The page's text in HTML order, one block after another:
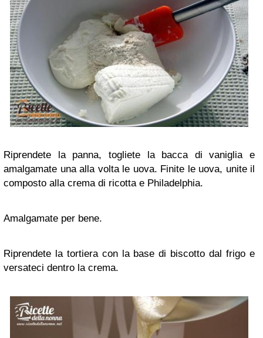
Riprendete la panna, togliete la bacca di vaniglia e
amalgamate una alla volta le uova. Finite le uova, unite il
composto alla crema di ricotta e Philadelphia.
Amalgamate per bene.
Riprendete la tortiera con la base di biscotto dal frigo e
versateci dentro la crema.